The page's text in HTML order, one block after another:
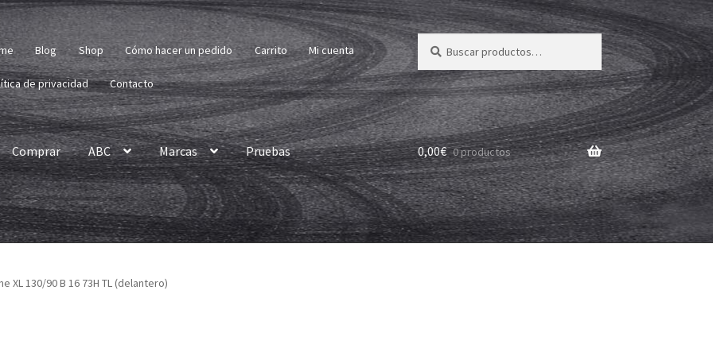
Blog Shop Cómo hacer un pedido Carrito Mi cuenta
de privacidad Contacto
Buscar
por:
Buscar
Comprar ABC Marcas Pruebas 0,00€ 0 productos
XL 130/90 B 16 73H TL (delantero)